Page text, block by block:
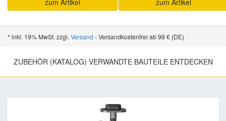
* inkl. 19% MwSt. zzgl. Versand - Versandkostenfrei ab 99 € (DE)
ZUBEHÖR (KATALOG) VERWANDTE BAUTEILE ENTDECKEN